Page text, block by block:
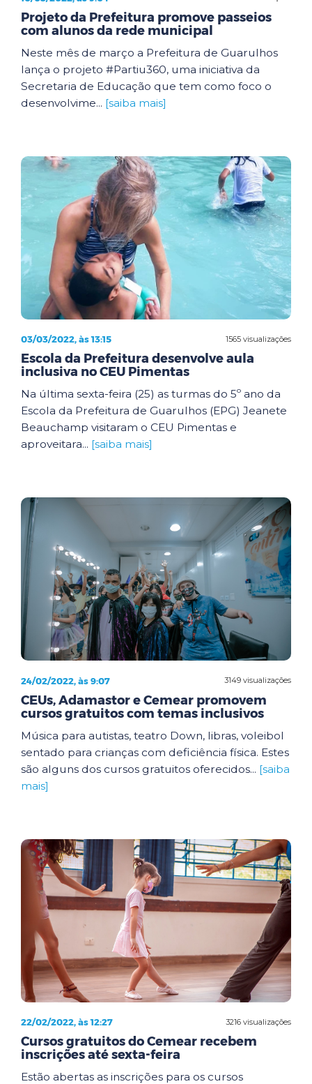
Projeto da Prefeitura promove passeios
com alunos da rede municipal
Neste mês de março a Prefeitura de Guarulhos
lança o projeto #Partiu360, uma iniciativa da
Secretaria de Educação que tem como foco o
desenvolvime... [saiba mais]
1565 visualizações
03/03/2022, às 13:15
Escola da Prefeitura desenvolve aula
inclusiva no CEU Pimentas
Na última sexta-feira (25) as turmas do 5º ano da
Escola da Prefeitura de Guarulhos (EPG) Jeanete
Beauchamp visitaram o CEU Pimentas e
aproveitara... [saiba mais]
3149 visualizações
24/02/2022, às 9:07
CEUs, Adamastor e Cemear promovem
cursos gratuitos com temas inclusivos
Música para autistas, teatro Down, libras, voleibol
sentado para crianças com deficiência física. Estes
são alguns dos cursos gratuitos oferecidos... [saiba
mais]
3216 visualizações
22/02/2022, às 12:27
Cursos gratuitos do Cemear recebem
inscrições até sexta-feira
Estão abertas as inscrições para os cursos